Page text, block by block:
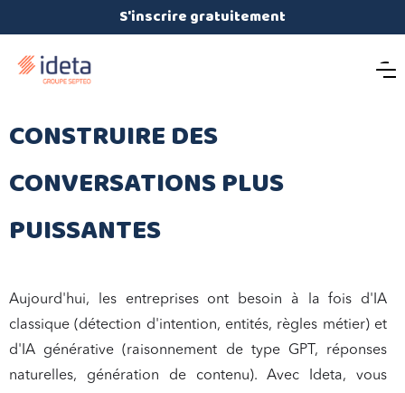
S'inscrire gratuitement
CONSTRUIRE DES
CONVERSATIONS PLUS
PUISSANTES
Aujourd'hui, les entreprises ont besoin à la fois d' IA
classique (détection d'intention, entités, règles métier) et
d' IA générative (raisonnement de type GPT, réponses
naturelles, génération de contenu). Avec Ideta, vous